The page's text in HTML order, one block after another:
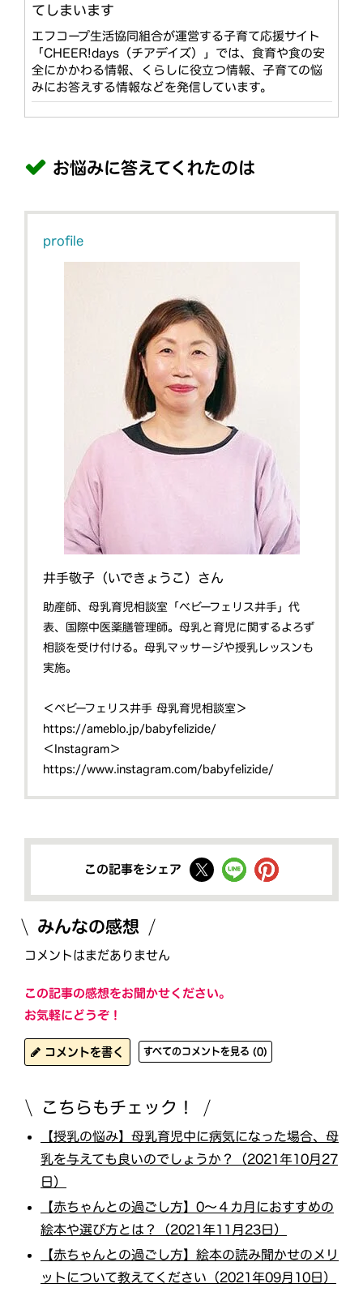
てしまいます
エフコープ生活協同組合が運営する子育て応援サイト
「CHEER!days（チアデイズ）」では、食育や食の安
全にかかわる情報、くらしに役立つ情報、子育ての悩
みにお答えする情報などを発信しています。
お悩みに答えてくれたのは
profile
井手敬子（いできょうこ）さん
助産師、母乳育児相談室「ベビーフェリス井手」代
表、国際中医薬膳管理師。母乳と育児に関するよろず
相談を受け付ける。母乳マッサージや授乳レッスンも
実施。
＜ベビーフェリス井手 母乳育児相談室＞
https://ameblo.jp/babyfelizide/
＜Instagram＞
https://www.instagram.com/babyfelizide/
この記事をシェア
みんなの感想
コメントはまだありません
この記事の感想をお聞かせください。
お気軽にどうぞ！
コメントを書く すべてのコメントを見る (0)
こちらもチェック！
【授乳の悩み】母乳育児中に病気になった場合、母
乳を与えても良いのでしょうか？（2021年10月27
日）
【赤ちゃんとの過ごし方】0～４カ月におすすめの
絵本や選び方とは？（2021年11月23日）
【赤ちゃんとの過ごし方】絵本の読み聞かせのメリ
ットについて教えてください（2021年09月10日）